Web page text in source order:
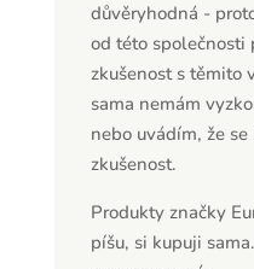
důvěryhodná -
od této společnosti
zkušenost s těmito
sama nemám
nebo uvádím, že
zkušenost.
Produkty značky
píšu, si kupuji